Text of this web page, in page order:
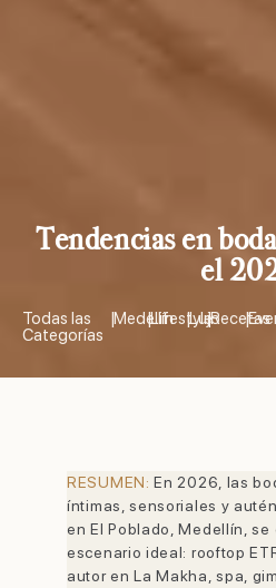
Tendencias en
el
Todas las
Categorías
|Medellín
|Lifestyle
|Lujo
|Recetas
|
RESUMEN:En 2026, las
íntimas, sensoriales y
en El Poblado, Medellín, se
escenario ideal: rooftop
autor en La Makha, spa,